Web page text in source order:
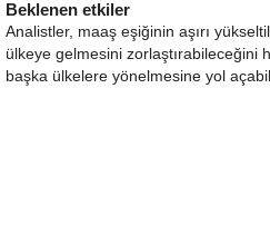
Beklenen etkiler
Analistler, maaş eşiğinin aşırı
ülkeye gelmesini zorlaştırabileceğini
başka ülkelere yönelmesine yol